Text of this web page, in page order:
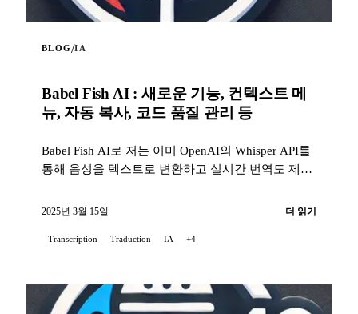
BLOG/IA
Babel Fish AI : 새로운 기능, 컨텍스트 메
뉴, 자동 복사, 코드 품질 관리 등
Babel Fish AI로 저는 이미 OpenAI의 Whisper API를
통해 음성을 텍스트로 변환하고 실시간 번역도 제공
2025년 3월 15일 더 읽기
Transcription Traduction IA +4